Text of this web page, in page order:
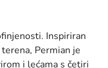
Inspiriran
Permian je
i lećama s četiri